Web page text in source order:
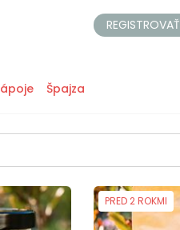
REGISTROVAŤ
Špajza
PRED 2 ROKMI